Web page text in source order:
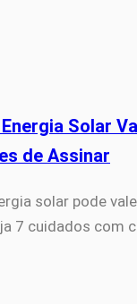
Solar
de Assinar
solar pode
7 cuidados com